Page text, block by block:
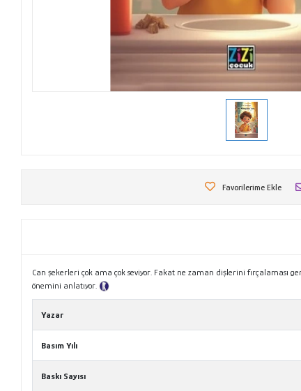
Favorilerime Ekle
Can şekerleri çok ama çok seviyor. Fakat ne zaman dişlerini fırçalaması
önemini anlatıyor.
Yazar
Basım Yılı
Baskı Sayısı